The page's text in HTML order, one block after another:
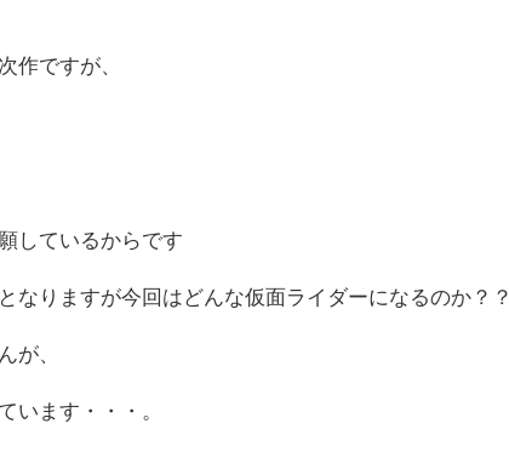
作ですが、
しているからです
なりますが今回はどんな仮面ライダーになるのか？？
が、
います・・・。